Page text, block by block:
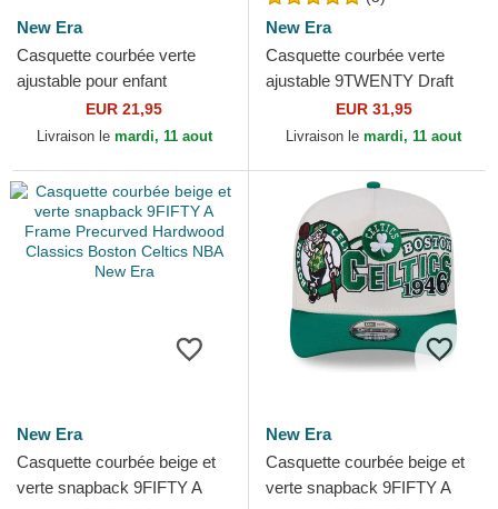
New Era
Casquette courbée verte
ajustable pour enfant
9FORTY The League Boston
Celtics NBA New Era
EUR 21,95
Livraison le mardi, 11 aout
New Era
Casquette courbée verte
ajustable 9TWENTY Draft
Edition 2023 Boston Celtics
NBA New Era
EUR 31,95
Livraison le mardi, 11 aout
New Era
Casquette courbée beige et
verte snapback 9FIFTY A
New Era
Casquette courbée beige et
verte snapback 9FIFTY A